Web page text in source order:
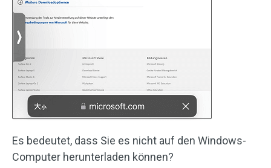
Es bedeutet, dass Sie es nicht auf den Windows-
Computer herunterladen können?